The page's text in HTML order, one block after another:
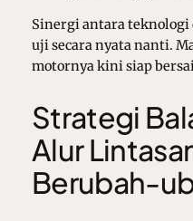
Sinergi antara
uji secara nyata nanti.
motornya kini siap
Strategi
Alur
Berubah-